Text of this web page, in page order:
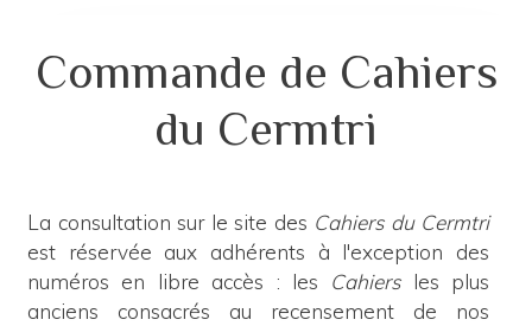
Commande de Cahiers
du Cermtri
La consultation sur le site des Cahiers du Cermtri
est réservée aux adhérents à l'exception des
numéros en libre accès : les Cahiersles plus
anciens consacrés au recensement de nos